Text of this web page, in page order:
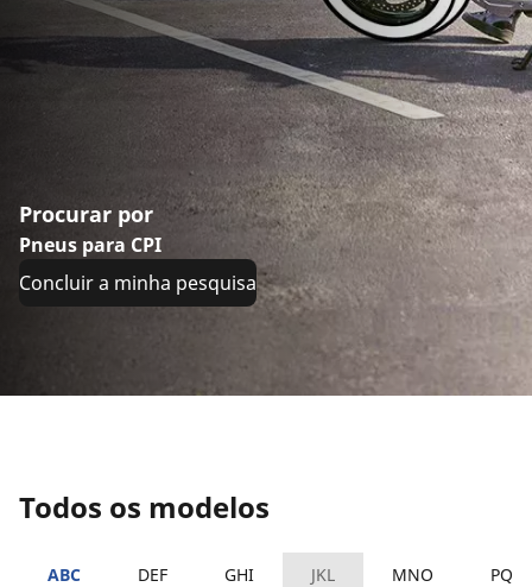
Procurar por
Pneus para CPI
Concluir a minha pesquisa
Todos os modelos
ABC DEF GHI JKL MNO PQRS